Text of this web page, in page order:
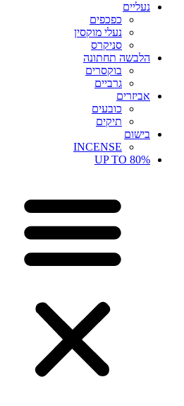
נעליים
כפכפים
נעלי מוקסין
סניקרס
הלבשה תחתונה
בוקסרים
גרביים
אביזרים
כובעים
תיקים
בישום
INCENSE
UP TO 80%